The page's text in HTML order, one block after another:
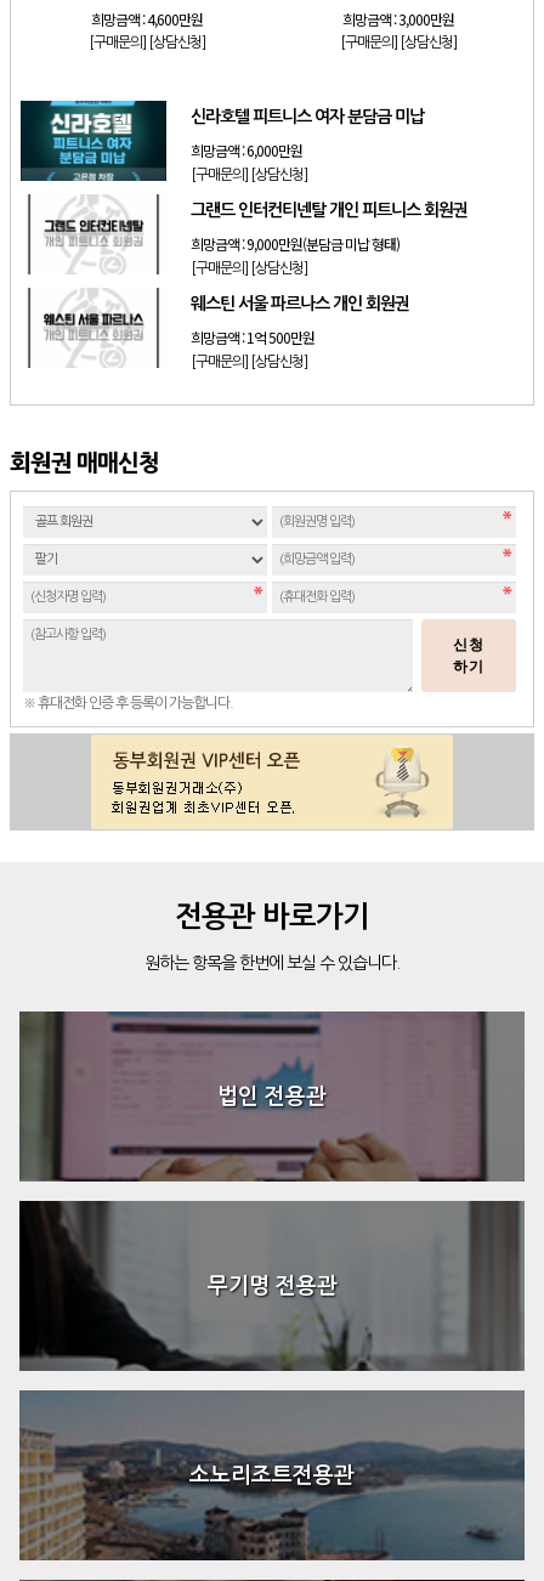
희망금액 :4,600만원
[구매문의] [상담신청]
희망금액 :3,000만원
[구매문의] [상담신청]
신라호텔 피트니스 여자 분담금 미납
희망금액 :6,000만원
[구매문의] [상담신청]
그랜드 인터컨티넨탈 개인 피트니스 회원권
희망금액 :9,000만원(분담금 미납 형태)
[구매문의] [상담신청]
웨스틴 서울 파르나스 개인 회원권
희망금액 :1억 500만원
[구매문의] [상담신청]
회원권 매매신청
신청
하기
※ 휴대전화 인증 후 등록이 가능합니다.
전용관 바로가기
원하는 항목을 한번에 보실 수 있습니다.
법인 전용관
무기명 전용관
소노리조트전용관